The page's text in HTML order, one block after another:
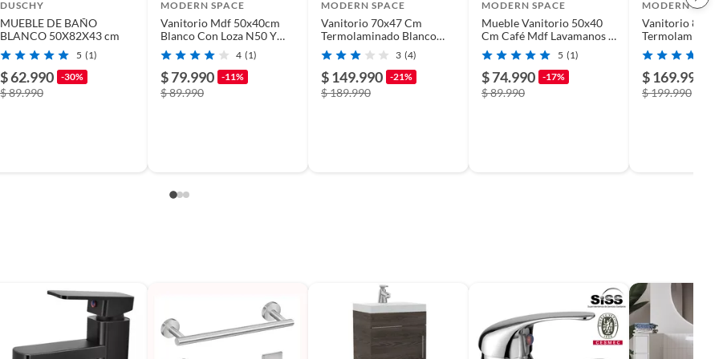
en esa condición a un precio reducido.
entre otros análogos.
DUSCHY
MUEBLE DE BAÑO
BLANCO 50X82X43 cm
5 (1)
$ 62.990 -30%
$ 89.990
MODERN SPACE
Vanitorio Mdf 50x40cm
Blanco Con Loza N50 Y
Grifería
4 (1)
$ 79.990 -11%
$ 89.990
MODERN SPACE
Vanitorio 70x47 Cm
Termolaminado Blanco
Con Loza Y Grifería
3 (4)
$ 149.990 -21%
$ 189.990
MODERN SPACE
Mueble Vanitorio 50x40
Cm Café Mdf Lavamanos +
Grifería Ms
5 (1)
$ 74.990 -17%
$ 89.990
MODERN
Vanitorio
Con Loza Y
$ 169.990
$ 199.990